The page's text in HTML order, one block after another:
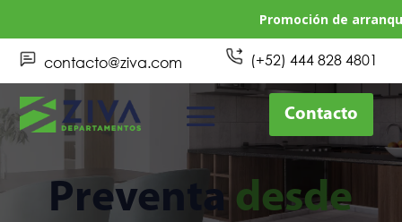
Promoción de arranque: aparta
contacto@ziva.com (+52) 444 828 4801
Contacto
Preventa desde